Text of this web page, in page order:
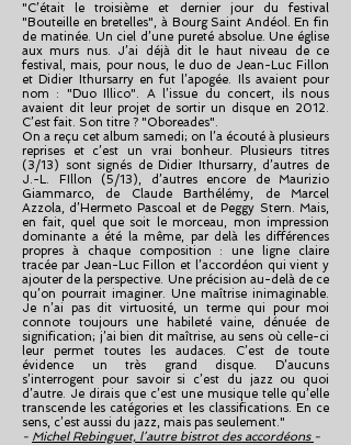
"C’était le troisième et dernier jour du festival
"Bouteille en bretelles", à Bourg Saint Andéol. En fin
de matinée. Un ciel d’une pureté absolue. Une église
aux murs nus. J’ai déjà dit le haut niveau de ce
festival, mais, pour nous, le duo de Jean-Luc Fillon
et Didier Ithursarry en fut l’apogée. Ils avaient pour
nom : "Duo Illico". A l’issue du concert, ils nous
avaient dit leur projet de sortir un disque en 2012.
C’est fait. Son titre ? "Oboreades".
On a reçu cet album samedi; on l’a écouté à plusieurs
reprises et c’est un vrai bonheur. Plusieurs titres
(3/13) sont signés de Didier Ithursarry, d’autres de
J.-L. FIllon (5/13), d’autres encore de Maurizio
Giammarco, de Claude Barthélémy, de Marcel
Azzola, d’Hermeto Pascoal et de Peggy Stern. Mais,
en fait, quel que soit le morceau, mon impression
dominante a été la même, par delà les différences
propres à chaque composition : une ligne claire
tracée par Jean-Luc Fillon et l’accordéon qui vient y
ajouter de la perspective. Une précision au-delà de ce
qu’on pourrait imaginer. Une maîtrise inimaginable.
Je n’ai pas dit virtuosité, un terme qui pour moi
connote toujours une habileté vaine, dénuée de
signification; j’ai bien dit maîtrise, au sens où celle-ci
leur permet toutes les audaces. C’est de toute
évidence un très grand disque. D’aucuns
s’interrogent pour savoir si c’est du jazz ou quoi
d’autre. Je dirais que c’est une musique telle qu’elle
transcende les catégories et les classifications. En ce
sens, c’est aussi du jazz, mais pas seulement."
- Michel Rebinguet, l’autre bistrot des accordéons -